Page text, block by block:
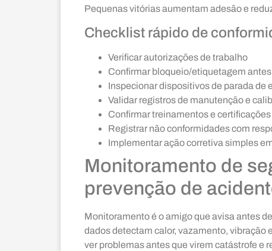
Pequenas vitórias aumentam adesão e
Checklist rápido de
Verificar autorizações de trabalho
Confirmar bloqueio/etiquetagem
Inspecionar dispositivos de parada de
Validar registros de manutenção e
Confirmar treinamentos e
Registrar não conformidades com
Implementar ação corretiva simples
Monitoramento de
prevenção de
Monitoramento é o amigo que avisa antes
dados detectam calor, vazamento,
ver problemas antes que virem catástrofe e